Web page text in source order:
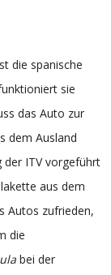
die spanische
sie
das Auto zur
dem Ausland
ITV vorgeführt
aus dem
Autos zufrieden,
die
bei der